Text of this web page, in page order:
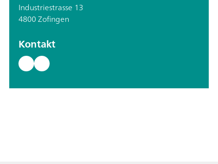
Industriestrasse 13
4800 Zofingen
Kontakt